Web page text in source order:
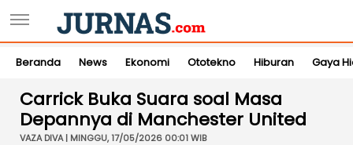
Beranda News Ekonomi Ototekno Hiburan Gaya
Carrick Buka Suara soal Masa
Depannya di Manchester United
VAZA DIVA | MINGGU, 17/05/2026 00:01 WIB